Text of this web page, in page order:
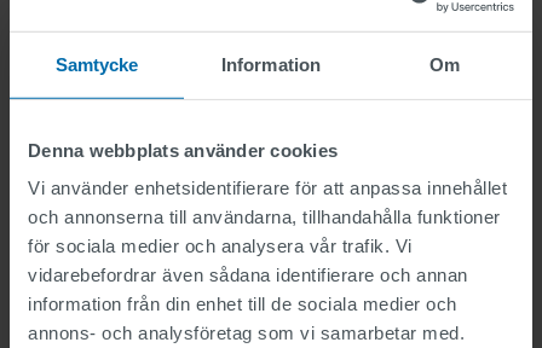
Samtycke Information Om
Denna webbplats använder cookies
Vi använder enhetsidentifierare för att anpassa innehållet
och annonserna till användarna, tillhandahålla funktioner
för sociala medier och analysera vår trafik. Vi
vidarebefordrar även sådana identifierare och annan
information från din enhet till de sociala medier och
annons- och analysföretag som vi samarbetar med.
Attachment
Enbart en fil.
Begränsning 2 MB.